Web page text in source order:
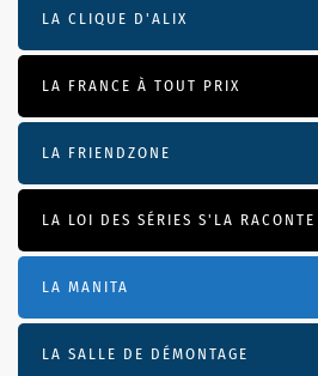
LA CLIQUE D'ALIX
LA FRANCE À TOUT PRIX
LA FRIENDZONE
LA LOI DES SÉRIES S'LA RACONTE
LA MANITA
LA SALLE DE DÉMONTAGE